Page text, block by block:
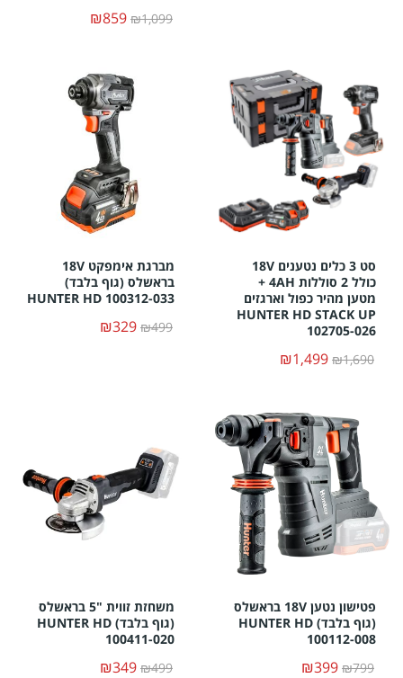
₪1,099
₪859
סט 3 כלים נטענים 18V
כולל 2 סוללות 4AH +
מטען מהיר כפול וארגזים
HUNTER HD STACK UP
102705-026
₪1,690
₪1,499
מברגת אימפקט 18V
בראשלס (גוף בלבד)
HUNTER HD 100312-033
₪499
₪329
פטישון נטען 18V בראשלס
(גוף בלבד) HUNTER HD
100112-008
₪799
₪399
משחזת זווית "5 בראשלס
(גוף בלבד) HUNTER HD
100411-020
₪499
₪349